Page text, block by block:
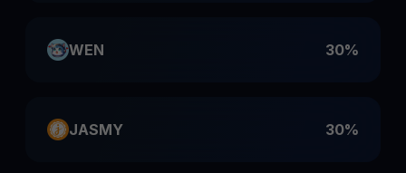
WEN 30%
JASMY 30%